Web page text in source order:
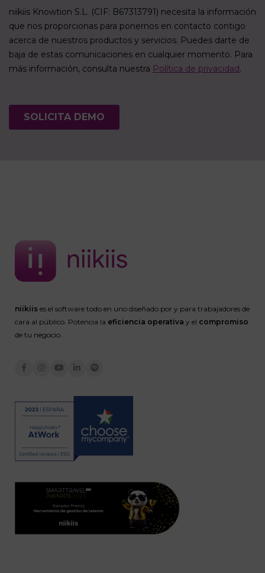
niikiis es el software todo en uno diseñado por y para trabajadores de
cara al público. Potencia la eficiencia operativa y el compromiso
de tu negocio.